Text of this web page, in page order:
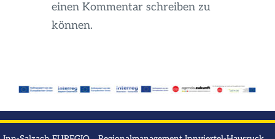
einen Kommentar schreiben zu
können.